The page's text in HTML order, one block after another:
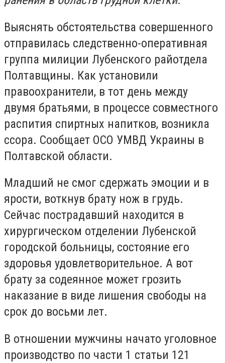
Выяснять обстоятельства совершенного
отправилась следственно-оперативная
группа милиции Лубенского райотдела
Полтавщины. Как установили
правоохранители, в тот день между
двумя братьями, в процессе совместного
распития спиртных напитков, возникла
ссора. Сообщает ОСО УМВД Украины в
Полтавской области.
Младший не смог сдержать эмоции и в
ярости, воткнув брату нож в грудь.
Сейчас пострадавший находится в
хирургическом отделении Лубенской
городской больницы, состояние его
здоровья удовлетворительное. А вот
брату за содеянное может грозить
наказание в виде лишения свободы на
срок до восьми лет.
В отношении мужчины начато уголовное
производство по части 1 статьи 121